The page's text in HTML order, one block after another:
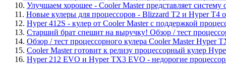
10. Улучшаем хорошее - Cooler Master представляет
11. Новые кулеры для процессоров - Blizzard T2 и Hyper T4
12. Hyper 412S - кулер от Cooler Master с поддержкой
13. Старший брат спешит на выручку! Обзор / тест
14. Обзор / тест процессорного кулера Cooler Master Hyper
15. Cooler Master готовит к релизу процессорный кулер
16. Hyper 212 EVO и Hyper TX3 EVO - недорогие